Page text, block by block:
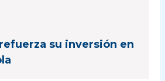
su inversión en